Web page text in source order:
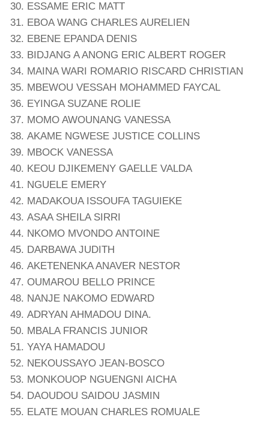
ESSAME ERIC MATT
EBOA WANG CHARLES AURELIEN
EBENE EPANDA DENIS
BIDJANG A ANONG ERIC ALBERT ROGER
MAINA WARI ROMARIO RISCARD CHRISTIAN
MBEWOU VESSAH MOHAMMED FAYCAL
EYINGA SUZANE ROLIE
MOMO AWOUNANG VANESSA
AKAME NGWESE JUSTICE COLLINS
MBOCK VANESSA
KEOU DJIKEMENY GAELLE VALDA
NGUELE EMERY
MADAKOUA ISSOUFA TAGUIEKE
ASAA SHEILA SIRRI
NKOMO MVONDO ANTOINE
DARBAWA JUDITH
AKETENENKA ANAVER NESTOR
OUMAROU BELLO PRINCE
NANJE NAKOMO EDWARD
ADRYAN AHMADOU DINA.
MBALA FRANCIS JUNIOR
YAYA HAMADOU
NEKOUSSAYO JEAN-BOSCO
MONKOUOP NGUENGNI AICHA
DAOUDOU SAIDOU JASMIN
ELATE MOUAN CHARLES ROMUALE